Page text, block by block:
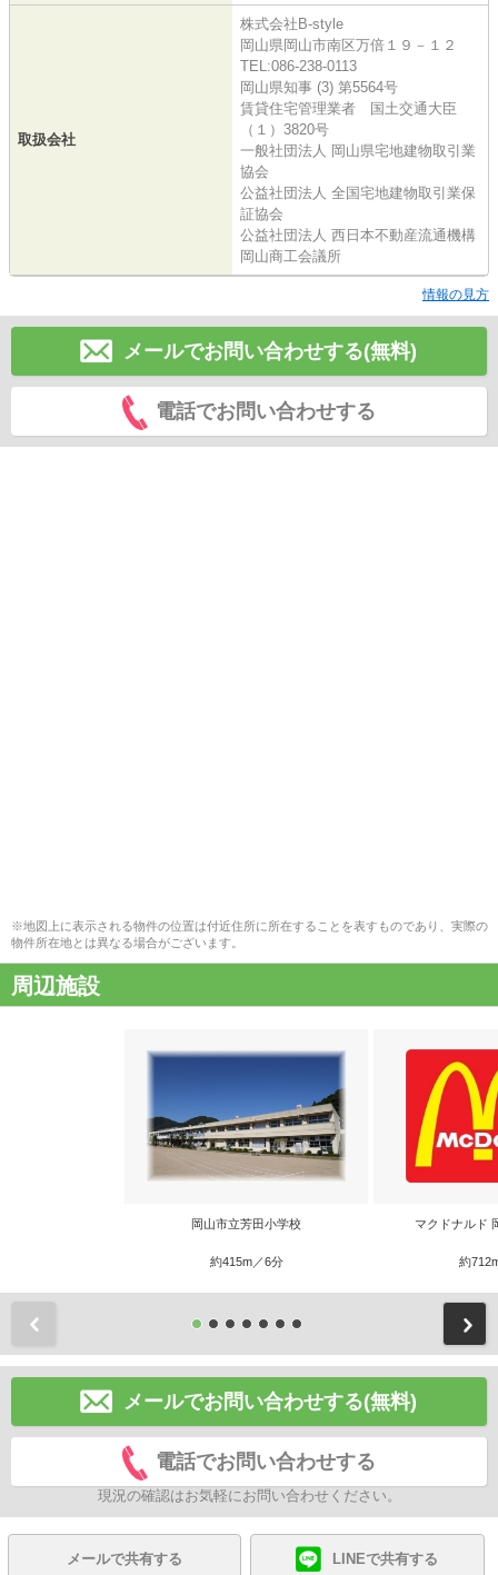
取扱会社
株式会社B-style
岡山県岡山市南区万倍１９－１２
TEL:086-238-0113
岡山県知事 (3) 第5564号
賃貸住宅管理業者 国土交通大臣
（１）3820号
一般社団法人 岡山県宅地建物取引業
協会
公益社団法人 全国宅地建物取引業保
証協会
公益社団法人 西日本不動産流通機構
岡山商工会議所
情報の見方
メールでお問い合わせする(無料)
電話でお問い合わせする
※地図上に表示される物件の位置は付近住所に所在することを表すものであり、実際の
物件所在地とは異なる場合がございます。
周辺施設
岡山市立芳田小学校
約415m／6分
マクドナルド
約
メールでお問い合わせする(無料)
電話でお問い合わせする
現況の確認はお気軽にお問い合わせください。
メールで共有する LINEで共有する